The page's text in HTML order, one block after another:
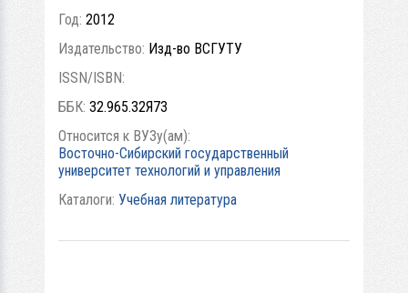
Год: 2012
Издательство: Изд-во ВСГУТУ
ISSN/ISBN:
ББК: 32.965.32Я73
Относится к ВУЗу(ам):
Восточно-Сибирский государственный
университет технологий и управления
Каталоги: Учебная литература